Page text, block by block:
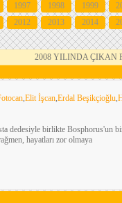
1997 1998 1999
2012 2013 2014
2008 YILINDA ÇIKAN
,Elit İşcan,Erdal Beşikçioğlu,
dedesiyle birlikte Bosphorus'un
hayatları zor olmaya